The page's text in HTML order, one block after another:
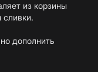
из корзины
дополнить